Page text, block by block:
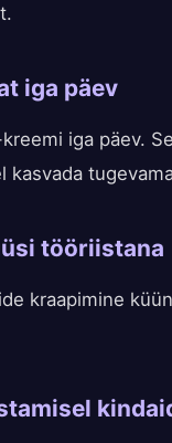
iga päev
iga päev.
kasvada
tööriistana
kraapimine